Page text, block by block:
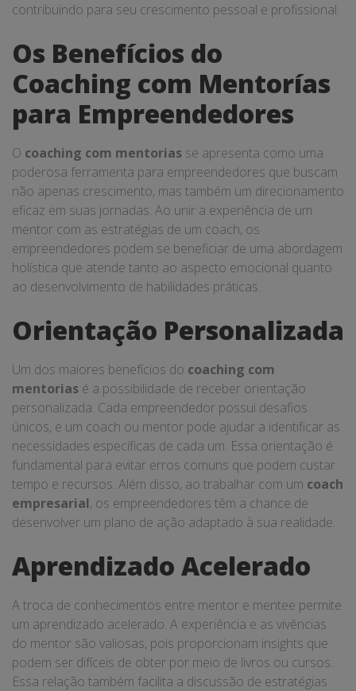
contribuindo para seu crescimento pessoal e profissional.
Os Benefícios do
Coaching com Mentorías
para Empreendedores
O coaching com mentorias se apresenta como uma
poderosa ferramenta para empreendedores que buscam
não apenas crescimento, mas também um direcionamento
eficaz em suas jornadas. Ao unir a experiência de um
mentor com as estratégias de um coach, os
empreendedores podem se beneficiar de uma abordagem
holística que atende tanto ao aspecto emocional quanto
ao desenvolvimento de habilidades práticas.
Orientação Personalizada
Um dos maiores benefícios do coaching com
mentorias é a possibilidade de receber orientação
personalizada. Cada empreendedor possui desafios
únicos, e um coach ou mentor pode ajudar a identificar as
necessidades específicas de cada um. Essa orientação é
fundamental para evitar erros comuns que podem custar
tempo e recursos. Além disso, ao trabalhar com um coach
empresarial, os empreendedores têm a chance de
desenvolver um plano de ação adaptado à sua realidade.
Aprendizado Acelerado
A troca de conhecimentos entre mentor e mentee permite
um aprendizado acelerado. A experiência e as vivências
do mentor são valiosas, pois proporcionam insights que
podem ser difíceis de obter por meio de livros ou cursos.
Essa relação também facilita a discussão de estratégias